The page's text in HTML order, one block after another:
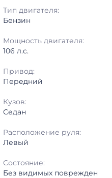
Тип двигателя:
Бензин
Мощность двигателя:
106 л.с.
Привод:
Передний
Кузов:
Седан
Расположение руля:
Левый
Состояние:
Без видимых поврежден